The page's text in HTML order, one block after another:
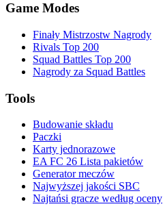
Game Modes
Finały Mistrzostw Nagrody
Rivals Top 200
Squad Battles Top 200
Nagrody za Squad Battles
Tools
Budowanie składu
Paczki
Karty jednorazowe
EA FC 26 Lista pakietów
Generator meczów
Najwyższej jakości SBC
Najtańsi gracze według oceny